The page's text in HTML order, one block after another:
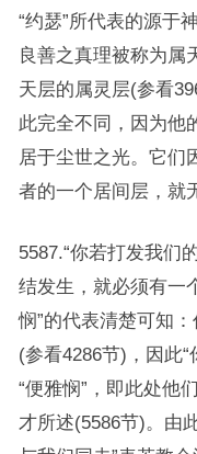
“约瑟”所代表的源于
良善之真理被称为属
天层的属灵层(参看
此完全不同，因为他
居于尘世之光。它们
者的一个居间层，就
5587.“你若打发我们
结发生，就必须有一
悯”的代表清楚可知
(参看4286节)，因此“
“便雅悯”，即此处他
才所述(5586节)。由